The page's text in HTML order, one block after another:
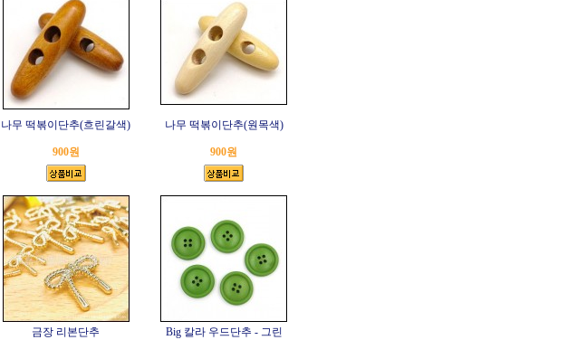
나무 떡볶이단추(흐린갈색)
900원
나무 떡볶이단추(원목색)
900원
금장 리본단추 Big 칼라 우드단추 - 그린